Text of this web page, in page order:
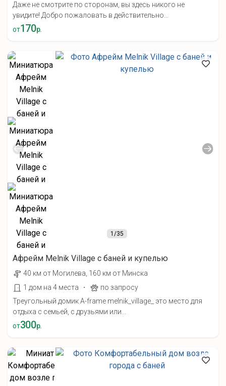
Даже не смотрите по сторонам, вы здесь никого не
увидите! Добро пожаловать в действительно...
от170р.
1/35
Афрейм Melnik Village с баней и купелью
40 км от Могилева, 160 км от Минска
1 дом на 4 места
·
по запросу
Треугольный домик A-frame melnik_village_ это место для
отдыха с семьей, с друзьями или...
от300р.